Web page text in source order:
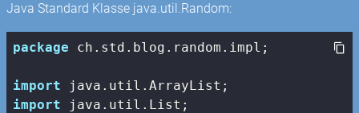
Java Standard Klasse java.util.Random:
package ch.std.blog.random.impl;
import
import